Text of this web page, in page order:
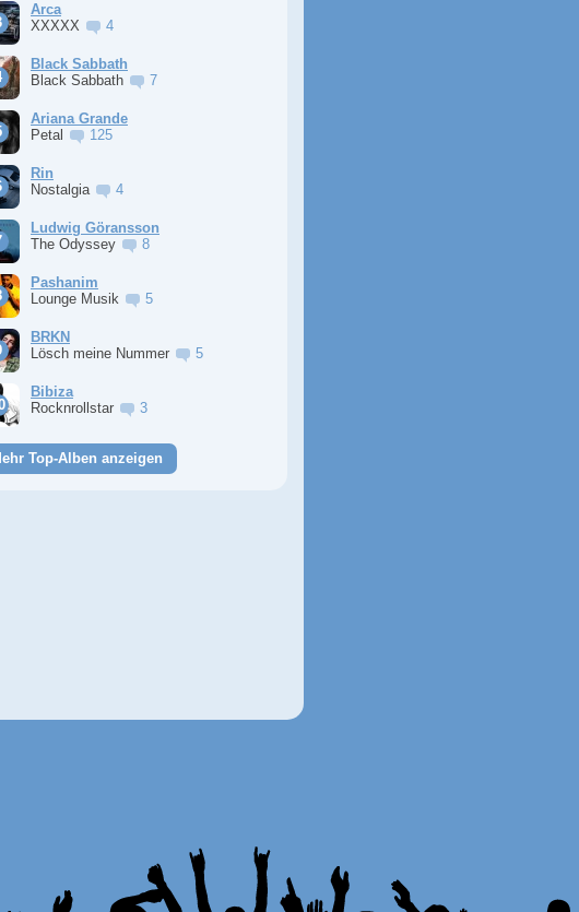
Arca
XXXXX
4
Black Sabbath
Black Sabbath
7
Ariana Grande
Petal
125
Rin
Nostalgia
4
Ludwig Göransson
The Odyssey
8
Pashanim
Lounge Musik
5
BRKN
Lösch meine Nummer
5
Bibiza
Rocknrollstar
3
Top-Alben anzeigen